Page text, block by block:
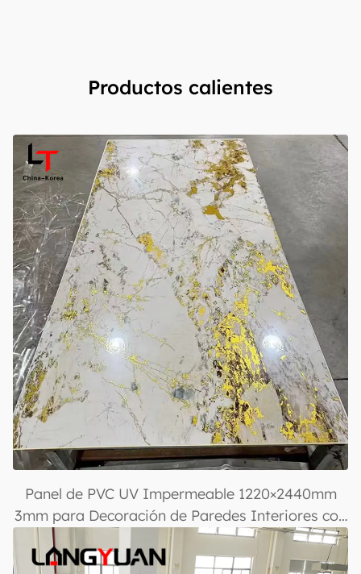
Productos calientes
Panel de PVC UV Impermeable 1220×2440mm
3mm para Decoración de Paredes Interiores con
Acabado Brillante para Diseño y Decoración de
Casas y Oficinas